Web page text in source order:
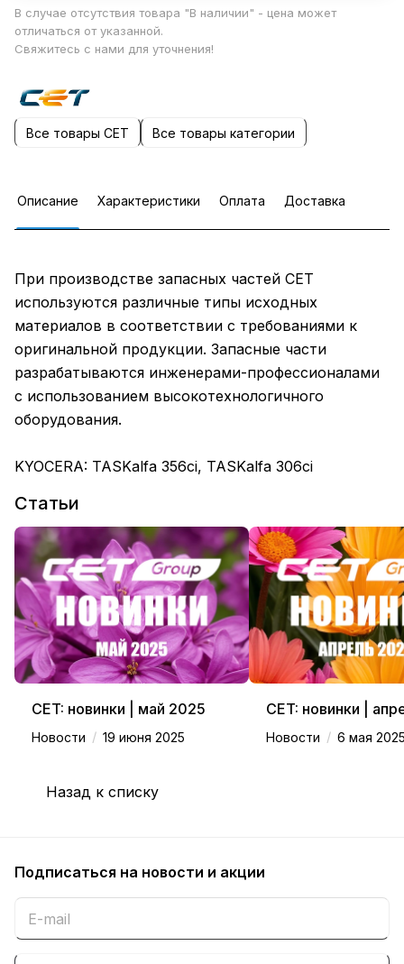
В случае отсутствия товара "В наличии" - цена может
отличаться от указанной.
Свяжитесь с нами для уточнения!
Все товары CET Все товары категории
Описание Характеристики Оплата Доставка
При производстве запасных частей CET
используются различные типы исходных
материалов в соответствии с требованиями к
оригинальной продукции. Запасные части
разрабатываются инженерами-профессионалами
с использованием высокотехнологичного
оборудования.
KYOCERA: TASKalfa 356ci, TASKalfa 306ci
Статьи
CET: новинки | май 2025
Новости / 19 июня 2025
CET: новинки |
Новости / 6 мая
Назад к списку
Подписаться на новости и акции